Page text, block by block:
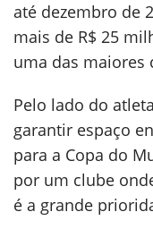
até dezembro de
mais de R$ 25
uma das maiores
Pelo lado do
garantir espaço
para a Copa do
por um clube
é a grande